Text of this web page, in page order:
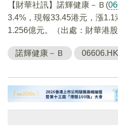
【財華社訊】諾輝健康－Ｂ(
3.4%，現報33.45港元，漲
1.256億元。（出處：財華港股
諾輝健康－Ｂ 06606.HK